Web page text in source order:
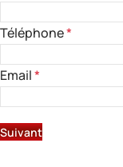
Téléphone*
Email*
Suivant